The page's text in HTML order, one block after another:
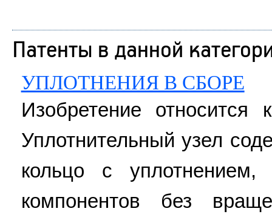
Патенты в данной
УПЛОТНЕНИЯ В СБОРЕ
Изобретение относится
Уплотнительный узел
кольцо с
компонентов без